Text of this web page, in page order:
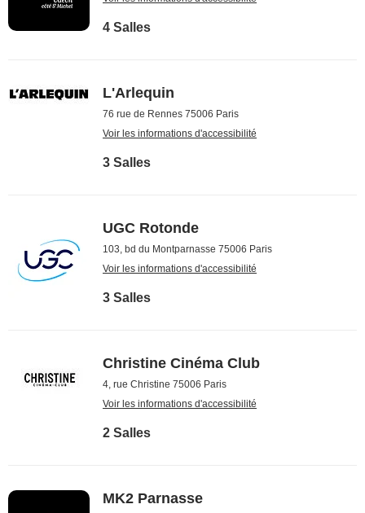
4 Salles
L'Arlequin
76 rue de Rennes 75006 Paris
Voir les informations d'accessibilité
3 Salles
UGC Rotonde
103, bd du Montparnasse 75006 Paris
Voir les informations d'accessibilité
3 Salles
Christine Cinéma Club
4, rue Christine 75006 Paris
Voir les informations d'accessibilité
2 Salles
MK2 Parnasse